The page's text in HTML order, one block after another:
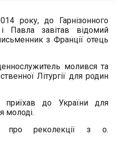
року, до Гарнізонного
завітав відомий
з Франції отець
молився та
Літургії для родин
до України для
молоді.
про реколекції з о.